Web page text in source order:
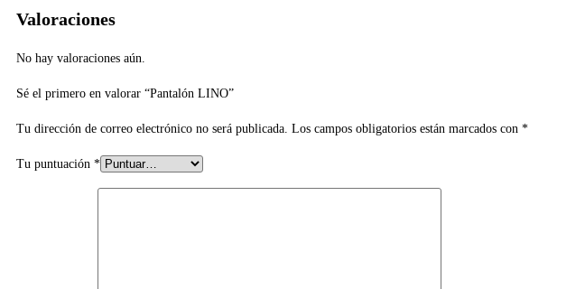
Valoraciones
No hay valoraciones aún.
Sé el primero en valorar “Pantalón LINO”
Tu dirección de correo electrónico no será publicada. Los campos obligatorios están marcados con *
Tu puntuación *